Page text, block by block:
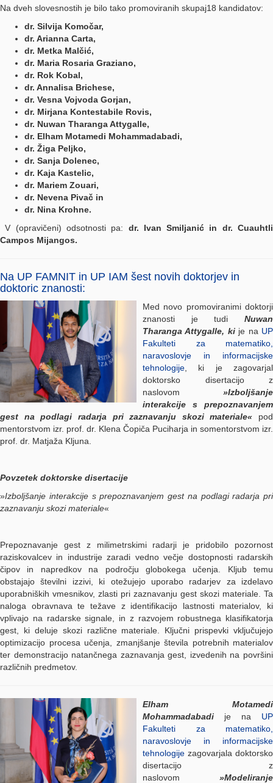
Na dveh slovesnostih je bilo tako promoviranih skupaj18 kandidatov:
dr. Silvija Komočar,
dr. Arianna Carta,
dr. Metka Malčić,
dr. Maria Rosaria Graziano,
dr. Rok Kobal,
dr. Annalisa Brichese,
dr. Vesna Vojvoda Gorjan,
dr. Mirjana Kontestabile Rovis,
dr. Nuwan Tharanga Attygalle,
dr. Elham Motamedi Mohammadabadi,
dr. Žiga Peljko,
dr. Sanja Dolenec,
dr. Kaja Kastelic,
dr. Mariem Zouari,
dr. Nevena Pivač in
dr. Nina Krohne.
V (opravičeni) odsotnosti pa: dr. Ivan Smiljanić in dr. Cuauhtli
Campos Mijangos.
Na UP FAMNIT in UP IAM šest novih doktorjev in
doktoric znanosti:
Med novo promoviranimi doktorji
znanosti je tudi Nuwan
Tharanga Attygalle, kije na UP
Fakulteti za matematiko,
naravoslovje in informacijske
tehnologije , ki je zagovarjal
doktorsko disertacijo z
naslovom »Izboljšanje
interakcije s prepoznavanjem
gest na podlagi radarja pri zaznavanju skozi materiale« pod
mentorstvom izr. prof. dr. Klena Čopiča Puciharja in somentorstvom izr.
prof. dr. Matjaža Kljuna.
Povzetek doktorske disertacije
»Izboljšanje interakcije s prepoznavanjem gest na podlagi radarja pri
zaznavanju skozi materiale«
Prepoznavanje gest z milimetrskimi radarji je pridobilo pozornost
raziskovalcev in industrije zaradi vedno večje dostopnosti radarskih
čipov in napredkov na področju globokega učenja. Kljub temu
obstajajo številni izzivi, ki otežujejo uporabo radarjev za izdelavo
uporabniških vmesnikov, zlasti pri zaznavanju gest skozi materiale. Ta
naloga obravnava te težave z identifikacijo lastnosti materialov, ki
vplivajo na radarske signale, in z razvojem robustnega klasifikatorja
gest, ki deluje skozi različne materiale. Ključni prispevki vključujejo
optimizacijo procesa učenja, zmanjšanje števila potrebnih materialov
ter demonstracijo natančnega zaznavanja gest, izvedenih na površini
različnih predmetov.
Elham Motamedi
Mohammadabadi je na UP
Fakulteti za matematiko,
naravoslovje in informacijske
tehnologije zagovarjala doktorsko
disertacijo z
naslovom »Modeliranje